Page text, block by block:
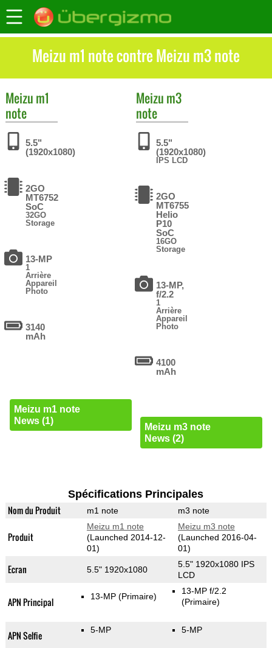
Meizu m1 note contre Meizu m3 note
Meizu m1
note
5.5"
(1920x1080)
2GO
MT6752
SoC
32GO
Storage
13-MP
1
Arrière
Appareil
Photo
3140
mAh
Meizu m1 note
News (1)
Meizu m3
note
5.5"
(1920x1080)
IPS LCD
2GO
MT6755
Helio
P10
SoC
16GO
Storage
13-MP,
f/2.2
1
Arrière
Appareil
Photo
4100
mAh
Meizu m3 note
News (2)
Spécifications Principales
Nom du Produit m1 note m3 note
Produit
Meizu m1 note
(Launched 2014-12-
01)
Meizu m3 note
(Launched 2016-04-
01)
Ecran 5.5" 1920x1080
5.5" 1920x1080 IPS
LCD
APN Principal 13-MP (Primaire)
13-MP f/2.2
(Primaire)
APN Selfie 5-MP 5-MP